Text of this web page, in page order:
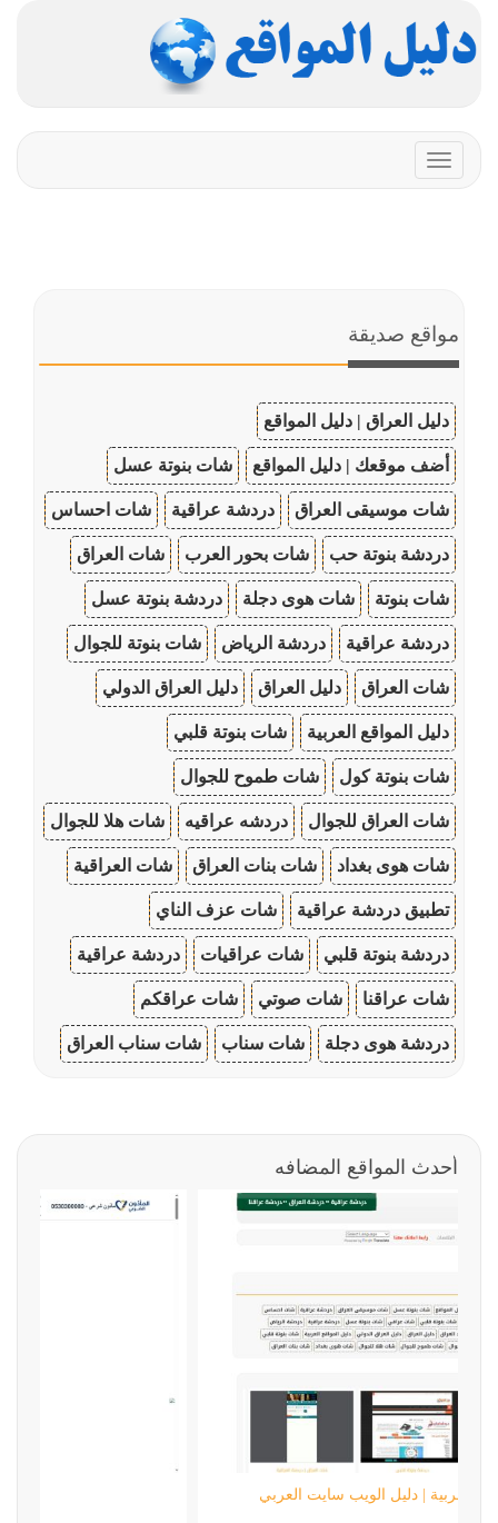
Toggle
navigation
مواقع صديقة
دليل العراق | دليل المواقع
أضف موقعك | دليل المواقع شات بنوتة عسل
شات موسيقى العراق دردشة عراقية شات احساس
دردشة بنوتة حب شات بحور العرب شات العراق
شات بنوتة شات هوى دجلة دردشة بنوتة عسل
دردشة عراقية دردشة الرياض شات بنوتة للجوال
شات العراق دليل العراق دليل العراق الدولي
دليل المواقع العربية شات بنوتة قلبي
شات بنوتة كول شات طموح للجوال
شات العراق للجوال دردشه عراقيه شات هلا للجوال
شات هوى بغداد شات بنات العراق شات العراقية
تطبيق دردشة عراقية شات عزف الناي
دردشة بنوتة قلبي شات عراقيات دردشة عراقية
شات عراقنا شات صوتي شات عراقكم
دردشة هوى دجلة شات سناب شات سناب العراق
أحدث المواقع المضافه
دليل المواقع العربية | دليل الويب سايت العربي